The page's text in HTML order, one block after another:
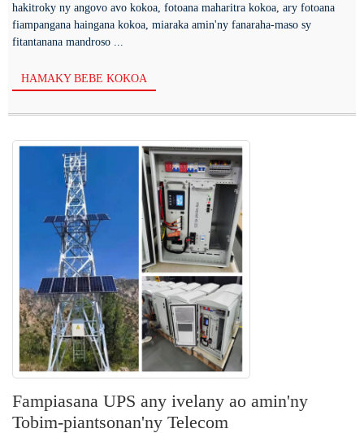
hakitroky ny angovo avo kokoa, fotoana maharitra kokoa, ary fotoana
fiampangana haingana kokoa, miaraka amin'ny fanaraha-maso sy
fitantanana mandroso ...
HAMAKY BEBE KOKOA
Fampiasana UPS any ivelany ao amin'ny
Tobim-piantsonan'ny Telecom